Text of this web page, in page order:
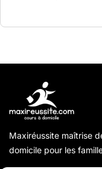
Maxiréussite maîtrise
domicile pour les